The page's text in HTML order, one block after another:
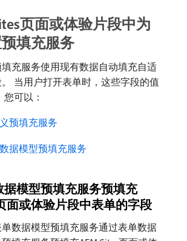
页面或体验片段中为
填充服务
充服务使用现有数据自动填充自适
当用户打开表单时，这些字段的值
可以：
预填充服务
据模型预填充服务
据模型预填充服务预填充
面或体验片段中表单的字段
数据模型预填充服务通过表单数据